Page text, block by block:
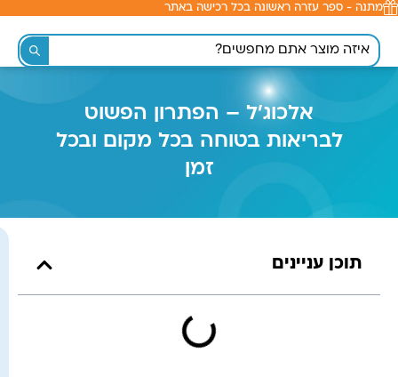
לתוכן
מתנה - ספר עזרה ראשונה בכל רכישה באתר
אלכוג'ל – הפתרון הפשוט
לבריאות בטוחה בכל מקום ובכל
זמן
תוכן עניינים